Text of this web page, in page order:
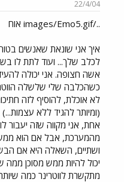
22/4/04
../images/Emo5.gif אוח
איך אני שונאת שאנשים
לכלב שלך... ועוד לתת לו
אשה חצופה. אני יכולה
כשהכלבה שלי שלשלה
לא אוכלת, להוסיף לזה
(ומיותר להגיד ללא
אחת, אני מקווה שזה יעבור
מהמערכת, אבל אם הוא
ושתיים, השאלה היא אם
יכול להיות ממש מסוכן ממה
מתקשרת לווטרינר כמה